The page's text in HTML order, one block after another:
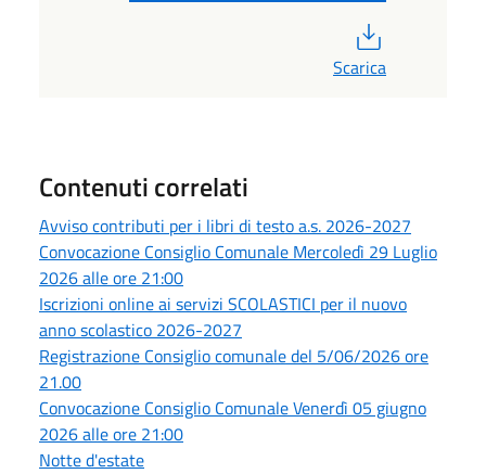
Scarica
Contenuti correlati
Avviso contributi per i libri di testo a.s. 2026-2027
Convocazione Consiglio Comunale Mercoledì 29 Luglio
2026 alle ore 21:00
Iscrizioni online ai servizi SCOLASTICI per il nuovo
anno scolastico 2026-2027
Registrazione Consiglio comunale del 5/06/2026 ore
21.00
Convocazione Consiglio Comunale Venerdì 05 giugno
2026 alle ore 21:00
Notte d'estate